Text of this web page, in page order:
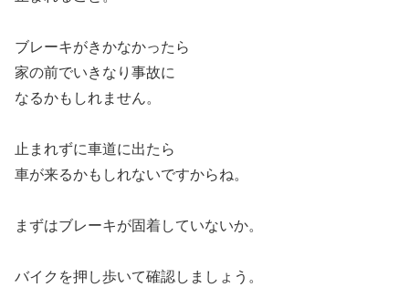
ブレーキがきかなかったら
家の前でいきなり事故に
なるかもしれません。
止まれずに車道に出たら
車が来るかもしれないですからね。
まずはブレーキが固着していないか。
バイクを押し歩いて確認しましょう。